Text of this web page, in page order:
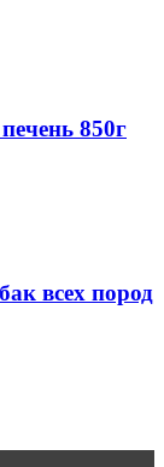
850г
всех пород